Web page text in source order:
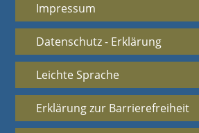
Impressum
Datenschutz - Erklärung
Leichte Sprache
Erklärung zur Barrierefreiheit